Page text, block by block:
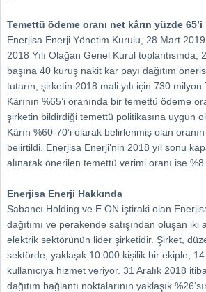
Temettü ödeme oranı net kârın yüzde 65’i
Enerjisa Enerji Yönetim Kurulu, 28 Mart
2018 Yılı Olağan Genel Kurul toplantısında,
başına 40 kuruş nakit kar payı dağıtım
tutarın, şirketin 2018 mali yılı için 730 milyon
Kârının %65’i oranında bir temettü ödeme
şirketin bildirdiği temettü politikasına uygun
Kârın %60-70’i olarak belirlenmiş olan
belirtildi. Enerjisa Enerji’nin 2018 yıl sonu
alınarak önerilen temettü verimi oranı ise
Enerjisa Enerji Hakkında
Sabancı Holding ve E.ON iştiraki olan
dağıtımı ve perakende satışından oluşan
elektrik sektörünün lider şirketidir. Şirket,
sektörde, yaklaşık 10.000 kişilik bir ekiple,
kullanıcıya hizmet veriyor. 31 Aralık 2018
dağıtım bağlantı noktalarının yaklaşık